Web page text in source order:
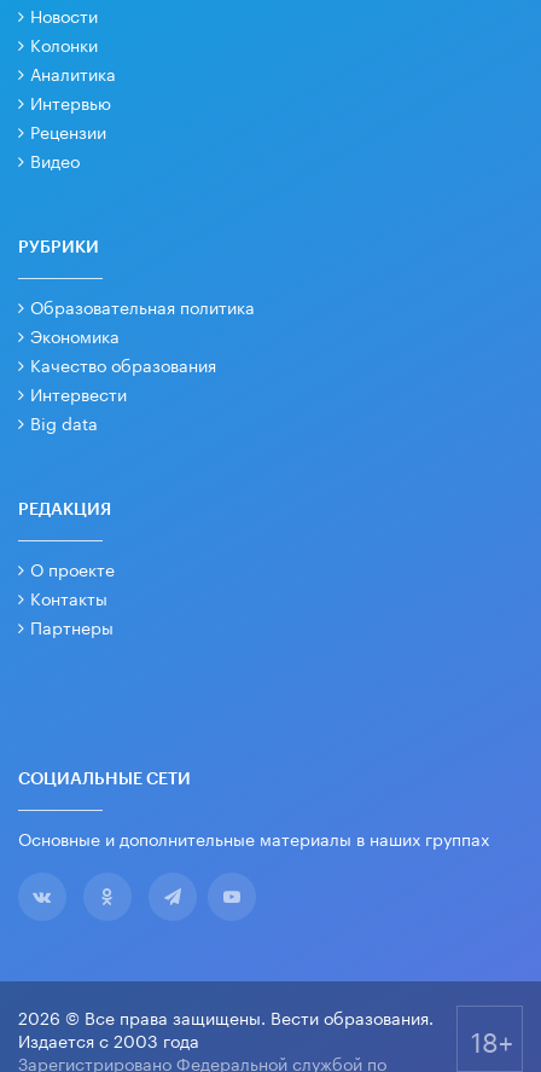
Новости
Колонки
Аналитика
Интервью
Рецензии
Видео
РУБРИКИ
Образовательная политика
Экономика
Качество образования
Интервести
Big data
РЕДАКЦИЯ
О проекте
Контакты
Партнеры
СОЦИАЛЬНЫЕ СЕТИ
Основные и дополнительные материалы в наших группах
2026 © Все права защищены. Вести образования.
Издается с 2003 года
Зарегистрировано Федеральной службой по
18+